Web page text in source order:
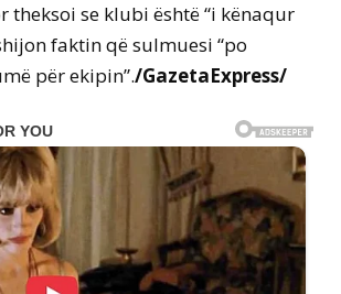
theksoi se klubi është “i kënaqur
faktin që sulmuesi “po
për ekipin”./GazetaExpress/